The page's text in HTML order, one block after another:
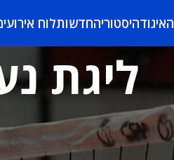
האיגודהיסטוריהחדשותלוח
ליגת